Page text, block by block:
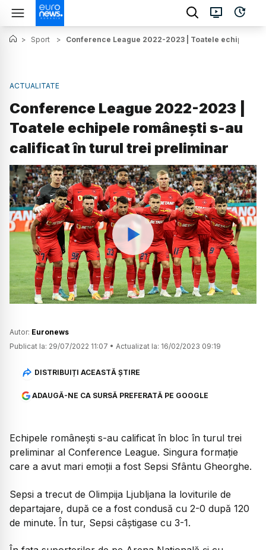
> Sport > Conference League 2022-2023 | Toatele echipele
ACTUALITATE
Conference League 2022-2023 |
Toatele echipele românești s-au
calificat în turul trei preliminar
Watch
Autor: Euronews
Publicat la: 29/07/2022 11:07 • Actualizat la: 16/02/2023 09:19
DISTRIBUIȚI ACEASTĂ ȘTIRE
ADAUGĂ-NE CA SURSĂ PREFERATĂ PE GOOGLE
Echipele românești s-au calificat în bloc în turul trei
preliminar al Conference League. Singura formație
care a avut mari emoții a fost Sepsi Sfântu Gheorghe.
Sepsi a trecut de Olimpija Ljubljana la loviturile de
departajare, după ce a fost condusă cu 2-0 după 120
de minute. În tur, Sepsi câștigase cu 3-1.